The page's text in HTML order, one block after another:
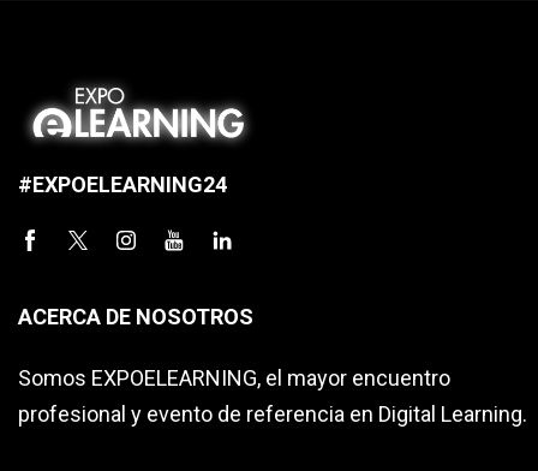
#EXPOELEARNING24
ACERCA DE NOSOTROS
Somos EXPOELEARNING, el mayor encuentro
profesional y evento de referencia en Digital Learning.